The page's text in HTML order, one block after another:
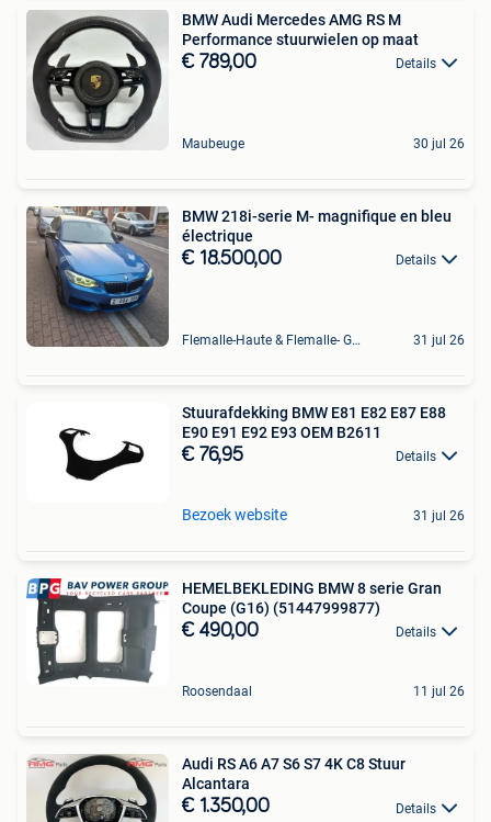
BMW Audi Mercedes AMG RS M
Performance stuurwielen op maat
€ 789,00 Details
Maubeuge 30 jul 26
BMW 218i-serie M- magnifique en bleu
électrique
€ 18.500,00 Details
Flemalle-Haute & Flemalle- Grande & Partie Awirs 31 jul 26
Stuurafdekking BMW E81 E82 E87 E88
E90 E91 E92 E93 OEM B2611
€ 76,95 Details
Bezoek website 31 jul 26
HEMELBEKLEDING BMW 8 serie Gran
Coupe (G16) (51447999877)
€ 490,00 Details
Roosendaal 11 jul 26
Audi RS A6 A7 S6 S7 4K C8 Stuur
Alcantara
€ 1.350,00 Details